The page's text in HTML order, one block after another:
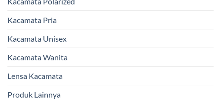
Kacamata Pria
Kacamata Unisex
Kacamata Wanita
Lensa Kacamata
Produk Lainnya